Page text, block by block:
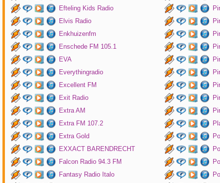
Efteling Kids Radio
Elvis Radio
Enkhuizenfm
Enschede FM 105.1
EVA
Everythingradio
Excellent FM
Exit Radio
Extra AM
Extra FM 107.2
Extra Gold
EXXACT BARENDRECHT
Falcon Radio 94.3 FM
Fantasy Radio Italo